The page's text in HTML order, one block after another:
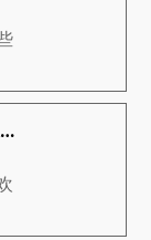
本公司（新）网站开通，欢迎访问！